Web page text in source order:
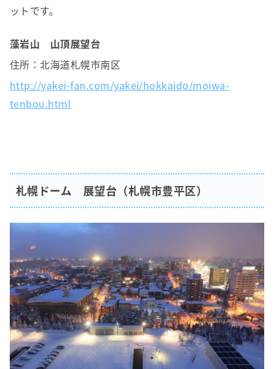
ットです。
藻岩山 山頂展望台
住所：北海道札幌市南区
http://yakei-fan.com/yakei/hokkaido/moiwa-
tenbou.html
札幌ドーム 展望台（札幌市豊平区）